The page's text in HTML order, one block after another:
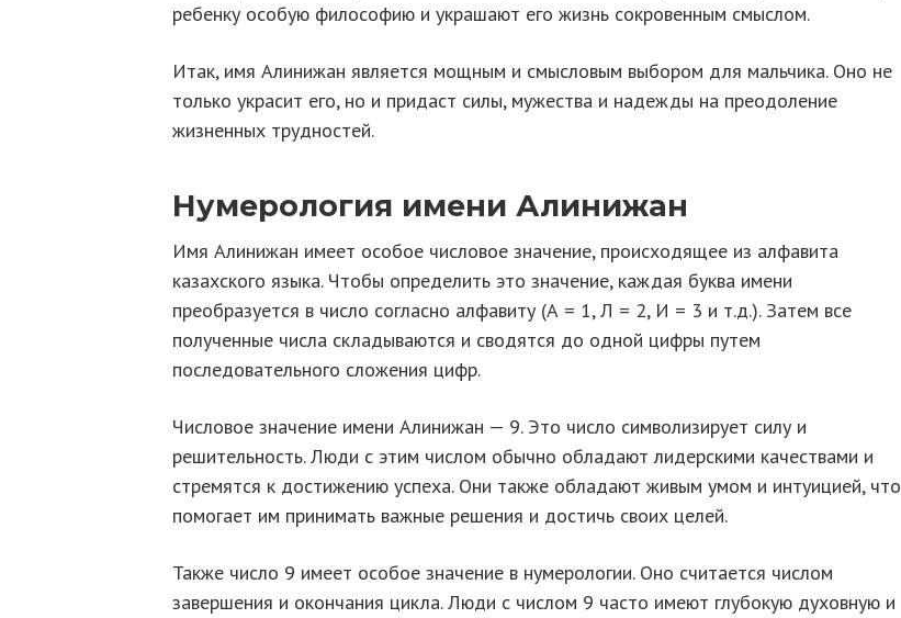
ребенку особую философию и украшают его жизнь сокровенным смыслом.
Итак, имя Алинижан является мощным и смысловым выбором для мальчика. Оно не
только украсит его, но и придаст силы, мужества и надежды на преодоление
жизненных трудностей.
Нумерология имени Алинижан
Имя Алинижан имеет особое числовое значение, происходящее из алфавита
казахского языка. Чтобы определить это значение, каждая буква имени
преобразуется в число согласно алфавиту (А = 1, Л = 2, И = 3 и т.д.). Затем все
полученные числа складываются и сводятся до одной цифры путем
последовательного сложения цифр.
Числовое значение имени Алинижан — 9. Это число символизирует силу и
решительность. Люди с этим числом обычно обладают лидерскими качествами и
стремятся к достижению успеха. Они также обладают живым умом и интуицией, что
помогает им принимать важные решения и достичь своих целей.
Также число 9 имеет особое значение в нумерологии. Оно считается числом
завершения и окончания цикла. Люди с числом 9 часто имеют глубокую духовную и